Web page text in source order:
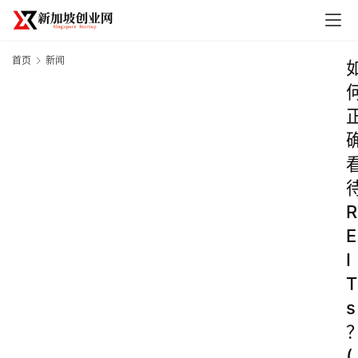
首页 新闻
R
E
I
T
s